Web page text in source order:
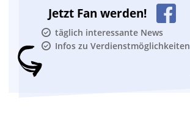
Jetzt Fan werden!
täglich interessante News
Infos zu Verdienstmöglichkeiten